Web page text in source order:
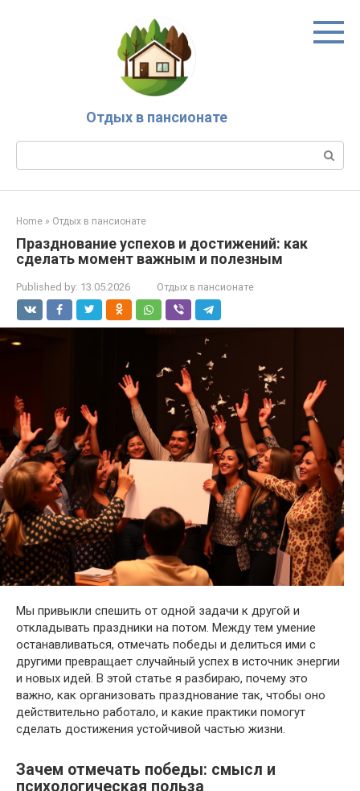
Отдых в пансионате
Search:
Home » Отдых в пансионате
Празднование успехов и достижений: как
сделать момент важным и полезным
Published by: 13.05.2026 Отдых в пансионате
Мы привыкли спешить от одной задачи к другой и
откладывать праздники на потом. Между тем умение
останавливаться, отмечать победы и делиться ими с
другими превращает случайный успех в источник энергии
и новых идей. В этой статье я разбираю, почему это
важно, как организовать празднование так, чтобы оно
действительно работало, и какие практики помогут
сделать достижения устойчивой частью жизни.
Зачем отмечать победы: смысл и
психологическая польза